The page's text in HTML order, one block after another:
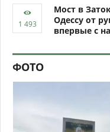
Мост в
Одессу от
впервые с
ФОТО